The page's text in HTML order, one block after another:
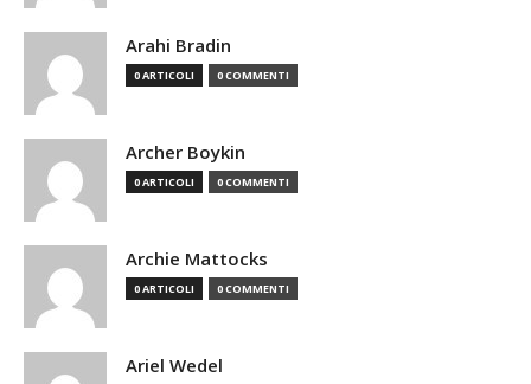
Arahi Bradin
0 ARTICOLI 0 COMMENTI
Archer Boykin
0 ARTICOLI 0 COMMENTI
Archie Mattocks
0 ARTICOLI 0 COMMENTI
Ariel Wedel